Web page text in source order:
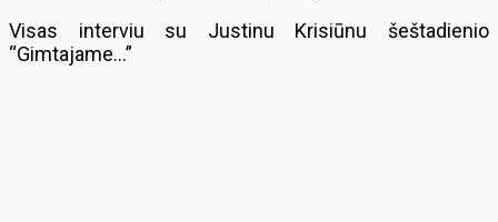
Visas interviu su Justinu Krisiūnu šeštadienio
“Gimtajame…”